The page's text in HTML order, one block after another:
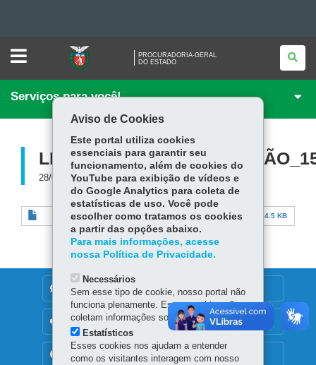
Ir
o
para
navegação
Ir
busca
PROCURADORIA-
/>DO
ESTADO
PROCURADORIA-GERAL
DO ESTADO
Serviços para você!
28/08/2023
Lista_Verific_Resolução_154_2023.doc 134.5 KB
DENUNCIE CORRUPÇÃO
OUVIDORIA
TRANSPARÊNCIA INSTITUCIONAL
Aviso de Cookies
Este portal utiliza cookies
essenciais para garantir seu
funcionamento, além de cookies do
YouTube para exibição de vídeos e
do Google Analytics para coleta de
estatísticas de uso. Você pode
escolher como tratamos os cookies
a partir das opções abaixo.
Para mais informações, acesse
nossa Política de Privacidade.
Necessários
Sem esse tipo de cookie, nosso portal não
funciona plenamente. Esses cookies não
coletam informações sobre o visitante.
Estatísticos
Esses cookies nos ajudam a entender
como os visitantes interagem com nosso